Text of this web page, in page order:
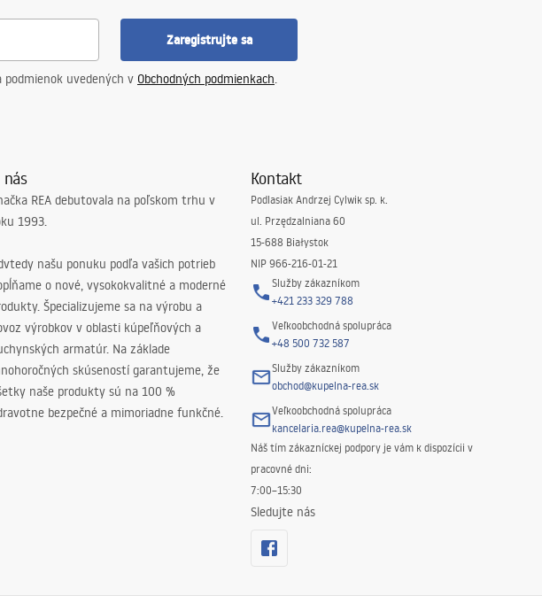
Zaregistrujte sa
uvedených v Obchodných podmienkach.
nás
REA debutovala na poľskom trhu v
1993.
našu ponuku podľa vašich potrieb
o nové, vysokokvalitné a moderné
Špecializujeme sa na výrobu a
výrobkov v oblasti kúpeľňových a
armatúr. Na základe
skúseností garantujeme, že
naše produkty sú na 100 %
bezpečné a mimoriadne funkčné.
Kontakt
Podlasiak Andrzej Cylwik sp. k.
ul. Przędzalniana 60
15-688 Białystok
NIP 966-216-01-21
Služby zákazníkom
+421 233 329 788
Veľkoobchodná spolupráca
+48 500 732 587
Služby zákazníkom
obchod@kupelna-rea.sk
Veľkoobchodná spolupráca
kancelaria.rea@kupelna-rea.sk
Náš tím zákazníckej podpory je vám k dispozícii v
pracovné dni:
7:00–15:30
Sledujte nás